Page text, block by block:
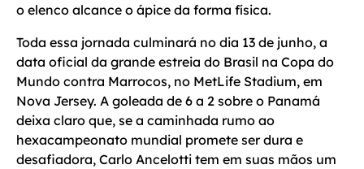
o elenco alcance o ápice da forma física.
Toda essa jornada culminará no dia 13 de junho, a
data oficial da grande estreia do Brasil na Copa do
Mundo contra Marrocos, no MetLife Stadium, em
Nova Jersey. A goleada de 6 a 2 sobre o Panamá
deixa claro que, se a caminhada rumo ao
hexacampeonato mundial promete ser dura e
desafiadora, Carlo Ancelotti tem em suas mãos um